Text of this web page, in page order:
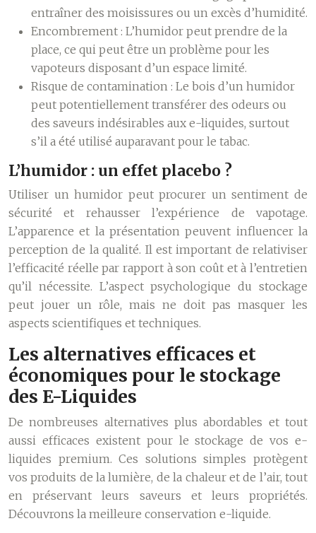
entraîner des moisissures ou un excès d’humidité.
Encombrement : L’humidor peut prendre de la
place, ce qui peut être un problème pour les
vapoteurs disposant d’un espace limité.
Risque de contamination : Le bois d’un humidor
peut potentiellement transférer des odeurs ou
des saveurs indésirables aux e-liquides, surtout
s’il a été utilisé auparavant pour le tabac.
L’humidor : un effet placebo ?
Utiliser un humidor peut procurer un sentiment de
sécurité et rehausser l’expérience de vapotage.
L’apparence et la présentation peuvent influencer la
perception de la qualité. Il est important de relativiser
l’efficacité réelle par rapport à son coût et à l’entretien
qu’il nécessite. L’aspect psychologique du stockage
peut jouer un rôle, mais ne doit pas masquer les
aspects scientifiques et techniques.
Les alternatives efficaces et
économiques pour le stockage
des E-Liquides
De nombreuses alternatives plus abordables et tout
aussi efficaces existent pour le stockage de vos e-
liquides premium. Ces solutions simples protègent
vos produits de la lumière, de la chaleur et de l’air, tout
en préservant leurs saveurs et leurs propriétés.
Découvrons la meilleure conservation e-liquide.